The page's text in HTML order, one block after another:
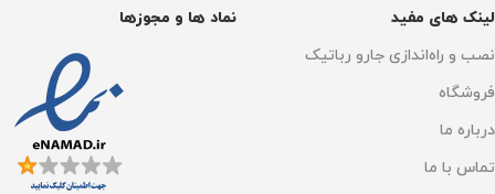
لینک های مفید
نصب و راه‌اندازی جارو رباتیک
فروشگاه
درباره ما
تماس با ما
نماد ها و مجوزها